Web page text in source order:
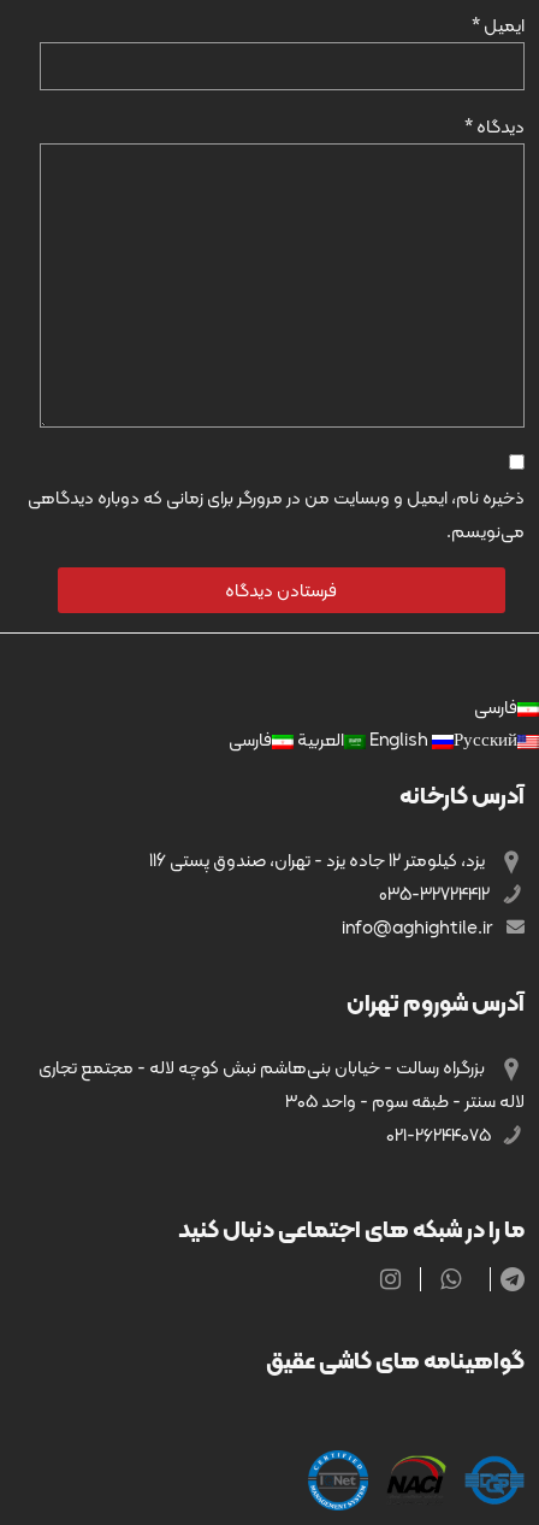
دیدگاه*
ایمیل*
ذخیره نام، ایمیل و وبسایت من در مرورگر برای زمانی که دوباره دیدگاهی
می‌نویسم.
فارسی
English
Русский العربية فارسی
آدرس کارخانه
یزد، کیلومتر 12 جاده یزد - تهران، صندوق پستی 116
آدرس شوروم تهران
بزرگراه رسالت - خیابان بنی‌هاشم نبش کوچه لاله - مجتمع تجاری
لاله سنتر - طبقه سوم - واحد ۳۰۵
۰۲۱-۲۶۲۴۴۰۷۵
ما را در شبکه های اجتماعی دنبال کنید
گواهینامه های کاشی عقیق